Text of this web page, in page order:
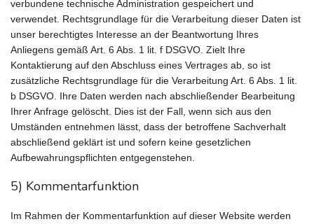
verbundene technische Administration gespeichert und
verwendet. Rechtsgrundlage für die Verarbeitung dieser Daten ist
unser berechtigtes Interesse an der Beantwortung Ihres
Anliegens gemäß Art. 6 Abs. 1 lit. f DSGVO. Zielt Ihre
Kontaktierung auf den Abschluss eines Vertrages ab, so ist
zusätzliche Rechtsgrundlage für die Verarbeitung Art. 6 Abs. 1 lit.
b DSGVO. Ihre Daten werden nach abschließender Bearbeitung
Ihrer Anfrage gelöscht. Dies ist der Fall, wenn sich aus den
Umständen entnehmen lässt, dass der betroffene Sachverhalt
abschließend geklärt ist und sofern keine gesetzlichen
Aufbewahrungspflichten entgegenstehen.
5) Kommentarfunktion
Im Rahmen der Kommentarfunktion auf dieser Website werden